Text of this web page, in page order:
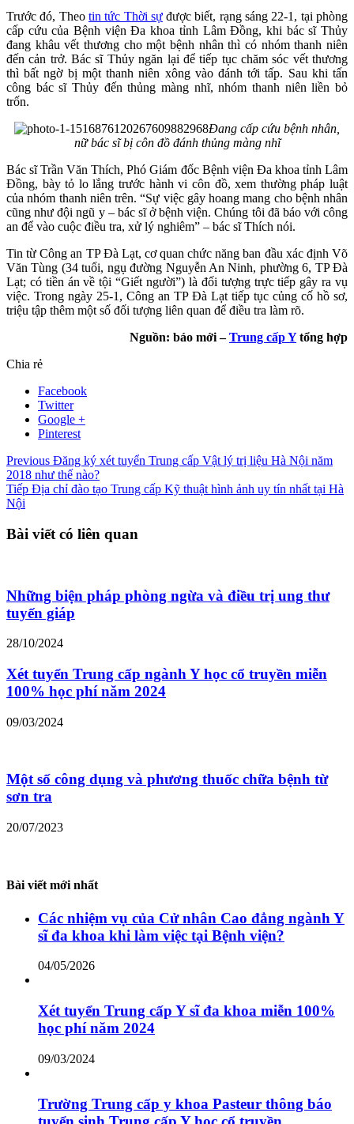
Trước đó, Theo tin tức Thời sựđược biết, rạng sáng 22-1, tại phòng
cấp cứu của Bệnh viện Đa khoa tỉnh Lâm Đồng, khi bác sĩ Thủy
đang khâu vết thương cho một bệnh nhân thì có nhóm thanh niên
đến cản trở. Bác sĩ Thủy ngăn lại để tiếp tục chăm sóc vết thương
thì bất ngờ bị một thanh niên xông vào đánh tới tấp. Sau khi tấn
công bác sĩ Thủy đến thủng màng nhĩ, nhóm thanh niên liền bỏ
trốn.
Đang cấp cứu bệnh nhân,
nữ bác sĩ bị côn đồ đánh thủng màng nhĩ
Bác sĩ Trần Văn Thích, Phó Giám đốc Bệnh viện Đa khoa tỉnh Lâm
Đồng, bày tỏ lo lắng trước hành vi côn đồ, xem thường pháp luật
của nhóm thanh niên trên. “Sự việc gây hoang mang cho bệnh nhân
cũng như đội ngũ y – bác sĩ ở bệnh viện. Chúng tôi đã báo với công
an để vào cuộc điều tra, xử lý nghiêm” – bác sĩ Thích nói.
Tin từ Công an TP Đà Lạt, cơ quan chức năng ban đầu xác định Võ
Văn Tùng (34 tuổi, ngụ đường Nguyễn An Ninh, phường 6, TP Đà
Lạt; có tiền án về tội “Giết người”) là đối tượng trực tiếp gây ra vụ
việc. Trong ngày 25-1, Công an TP Đà Lạt tiếp tục củng cố hồ sơ,
triệu tập thêm một số đối tượng liên quan để điều tra làm rõ.
Nguồn: báo mới –Trung cấp Ytổng hợp
Chia rẻ
Facebook
Twitter
Google +
Pinterest
Previous Đăng ký xét tuyển Trung cấp Vật lý trị liệu Hà Nội năm
2018 như thế nào?
Tiếp Địa chỉ đào tạo Trung cấp Kỹ thuật hình ảnh uy tín nhất tại Hà
Nội
Bài viết có liên quan
Những biện pháp phòng ngừa và điều trị ung thư
tuyến giáp
28/10/2024
Xét tuyển Trung cấp ngành Y học cổ truyền miễn
100% học phí năm 2024
09/03/2024
Một số công dụng và phương thuốc chữa bệnh từ
sơn tra
20/07/2023
Bài viết mới nhất
Các nhiệm vụ của Cử nhân Cao đẳng ngành Y
sĩ đa khoa khi làm việc tại Bệnh viện?
04/05/2026
Xét tuyển Trung cấp Y sĩ đa khoa miễn 100%
học phí năm 2024
09/03/2024
Trường Trung cấp y khoa Pasteur thông báo